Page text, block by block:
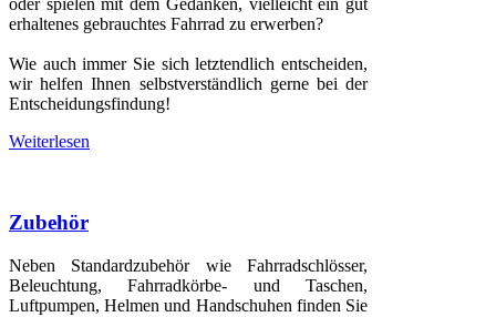
oder spielen mit dem Gedanken, vielleicht ein gut
erhaltenes gebrauchtes Fahrrad zu erwerben?
Wie auch immer Sie sich letztendlich entscheiden,
wir helfen Ihnen selbstverständlich gerne bei der
Entscheidungsfindung!
Weiterlesen
Zubehör
Neben Standardzubehör wie Fahrradschlösser,
Beleuchtung, Fahrradkörbe- und Taschen,
Luftpumpen, Helmen und Handschuhen finden Sie